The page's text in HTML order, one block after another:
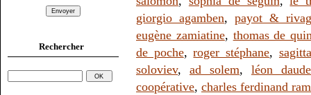
Rechercher
giorgio agamben,payot &
eugène zamiatine, thomas de
de poche,roger stéphane,
soloviev, ad solem, léon
coopérative, charles ferdinand